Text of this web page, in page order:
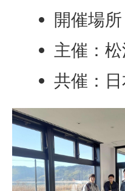
開催場
主催：
共催：